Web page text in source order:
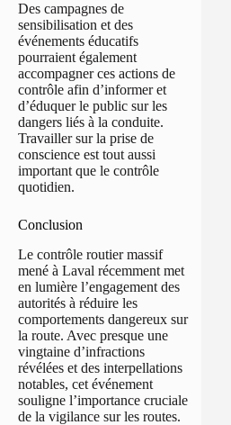
Des campagnes de
sensibilisation et des
événements éducatifs
pourraient également
accompagner ces actions de
contrôle afin d’informer et
d’éduquer le public sur les
dangers liés à la conduite.
Travailler sur la prise de
conscience est tout aussi
important que le contrôle
quotidien.
Conclusion
Le contrôle routier massif
mené à Laval récemment met
en lumière l’engagement des
autorités à réduire les
comportements dangereux sur
la route. Avec presque une
vingtaine d’infractions
révélées et des interpellations
notables, cet événement
souligne l’importance cruciale
de la vigilance sur les routes.